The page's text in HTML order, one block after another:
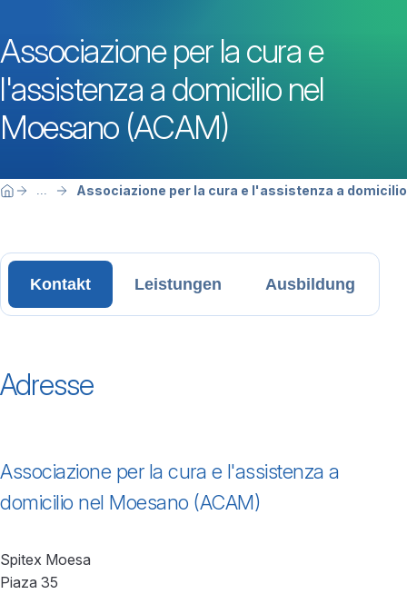
Associazione per la cura e
l'assistenza a domicilio nel
Moesano (ACAM)
Breadcrumbnavigation
Sie befinden sich hier:
Home ... Associazione per la cura e l'assistenza a
Kontakt Leistungen Ausbildung
Adresse
Associazione per la cura e l'assistenza a
domicilio nel Moesano (ACAM)
Spitex Moesa
Piaza 35